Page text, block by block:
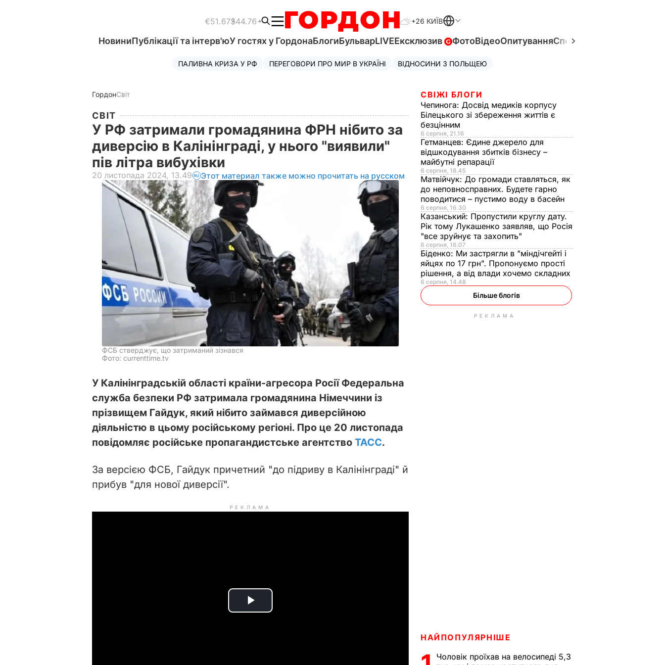
€51.67$44.76 +26 КИЇВ
НовиниПублікації та інтерв'юУ гостях у ГордонаБлогиБульварLIVEЕксклюзив ФотоВідеоОпитуванняСпецпроєкти
ПАЛИВНА КРИЗА У РФ ПЕРЕГОВОРИ ПРО МИР В УКРАЇНІ ВІДНОСИНИ З ПОЛЬЩЕЮ
ГордонСвіт
СВІТ
У РФ затримали громадянина ФРН нібито за
диверсію в Калінінграді, у нього "виявили"
пів літра вибухівки
20 листопада 2024, 13.49 Этот материал также можно прочитать на русском
ФСБ стверджує, що затриманий зізнався
Фото: currenttime.tv
У Калінінградській області країни-агресора Росії Федеральна
служба безпеки РФ затримала громадянина Німеччини із
прізвищем Гайдук, який нібито займався диверсійною
діяльністю в цьому російському регіоні. Про це 20 листопада
повідомляє російське пропагандистське агентство ТАСС.
За версією ФСБ, Гайдук причетний "до підриву в Калінінграді" й
прибув "для нової диверсії".
РЕКЛАМА
P
СВІЖІ БЛОГИ
Чепинога: Досвід медиків корпусу
Білецького зі збереження життів є
безцінним
6 серпня, 21.16
Гетманцев: Єдине джерело для
відшкодування збитків бізнесу –
майбутні репарації
6 серпня, 18.45
Матвійчук: До громади ставляться, як
до неповносправних. Будете гарно
поводитися – пустимо воду в басейн
6 серпня, 16.30
Казанський: Пропустили круглу дату.
Рік тому Лукашенко заявляв, що Росія
"все зруйнує та захопить"
6 серпня, 16.07
Біденко: Ми застрягли в "міндічгейті і
яйцях по 17 грн". Пропонуємо прості
рішення, а від влади хочемо складних
6 серпня, 14.48
Більше блогів
РЕКЛАМА
НАЙПОПУЛЯРНІШЕ
Чоловік проїхав на велосипеді 5,3